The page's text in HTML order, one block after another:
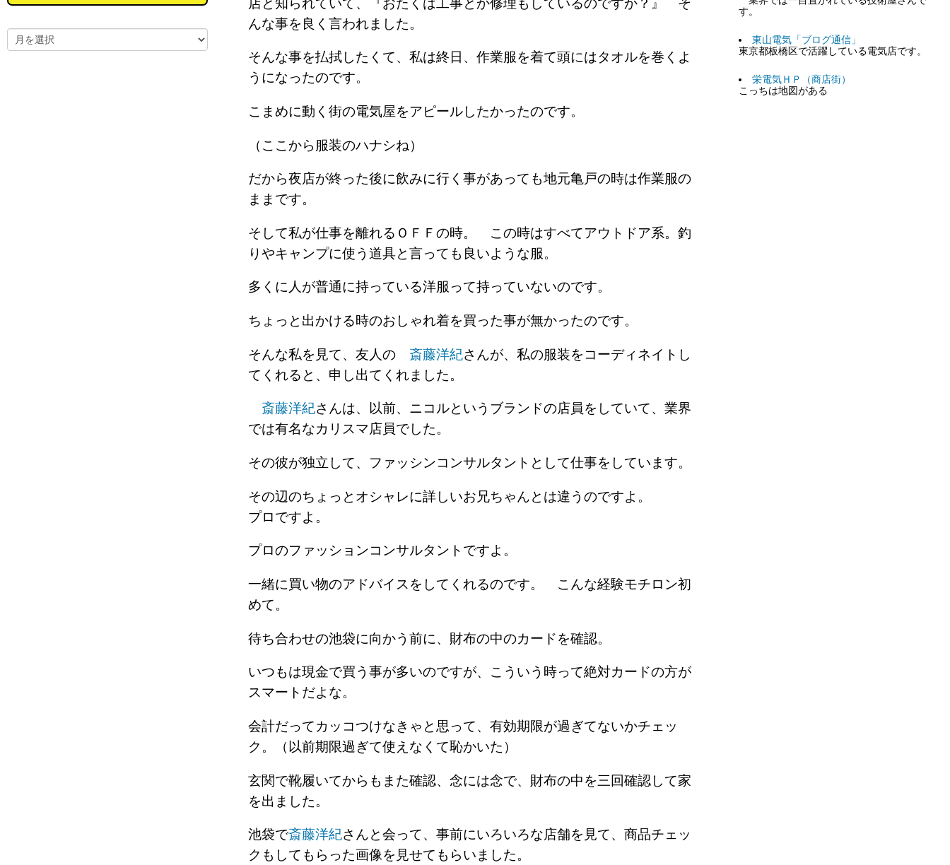
んな事を良く言われました。
そんな事を払拭したくて、私は終日、作業服を着て頭にはタオルを巻くよ
うになったのです。
こまめに動く街の電気屋をアピールしたかったのです。
（ここから服装のハナシね）
だから夜店が終った後に飲みに行く事があっても地元亀戸の時は作業服の
ままです。
そして私が仕事を離れるＯＦＦの時。 この時はすべてアウトドア系。釣
りやキャンプに使う道具と言っても良いような服。
多くに人が普通に持っている洋服って持っていないのです。
ちょっと出かける時のおしゃれ着を買った事が無かったのです。
そんな私を見て、友人の 斎藤洋紀さんが、私の服装をコーディネイトし
てくれると、申し出てくれました。
斎藤洋紀さんは、以前、ニコルというブランドの店員をしていて、業界
では有名なカリスマ店員でした。
その彼が独立して、ファッシンコンサルタントとして仕事をしています。
その辺のちょっとオシャレに詳しいお兄ちゃんとは違うのですよ。
プロですよ。
プロのファッションコンサルタントですよ。
一緒に買い物のアドバイスをしてくれるのです。 こんな経験モチロン初
めて。
待ち合わせの池袋に向かう前に、財布の中のカードを確認。
いつもは現金で買う事が多いのですが、こういう時って絶対カードの方が
スマートだよな。
会計だってカッコつけなきゃと思って、有効期限が過ぎてないかチェッ
ク。（以前期限過ぎて使えなくて恥かいた）
玄関で靴履いてからもまた確認、念には念で、財布の中を三回確認して家
を出ました。
池袋で斎藤洋紀さんと会って、事前にいろいろな店舗を見て、商品チェッ
クもしてもらった画像を見せてもらいました。
す。
東山電気「ブログ通信」
東京都板橋区で活躍している電気店です。
栄電気ＨＰ（商店街）
こっちは地図がある